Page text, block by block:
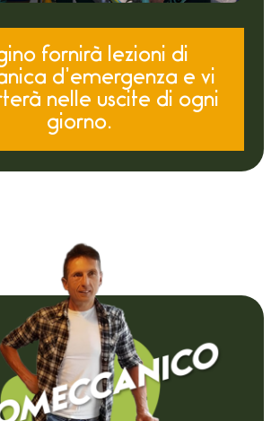
fornirà lezioni di
d’emergenza e vi
nelle uscite di ogni
giorno.